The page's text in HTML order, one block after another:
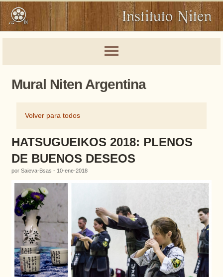
Mural Niten Argentina
Volver para todos
HATSUGUEIKOS 2018: PLENOS
DE BUENOS DESEOS
por Saieva-Bsas - 10-ene-2018